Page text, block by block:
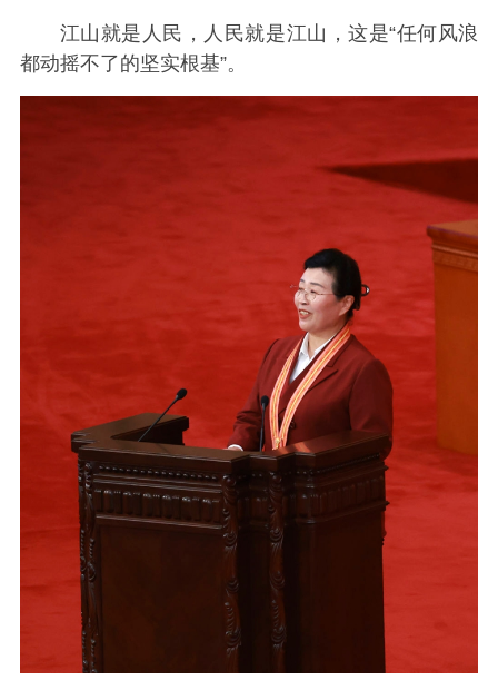
江山就是人民，人民就是江山，这是“任何风浪
都动摇不了的坚实根基”。